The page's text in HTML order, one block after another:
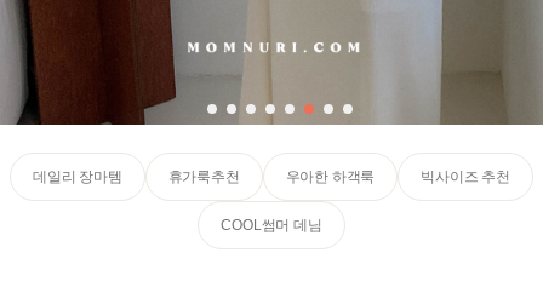
데일리 장마템 휴가룩추천 우아한 하객룩 빅사이즈 추천
COOL썸머 데님